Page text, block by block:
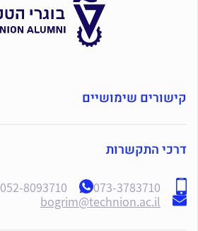
קישורים שימושיים
דרכי התקשרות
073-3783710
052-8093710
bogrim@technion.ac.il